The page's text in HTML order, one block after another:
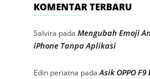
KOMENTAR TERBARU
Salvira pada Mengubah Emoji
iPhone Tanpa Aplikasi
Edin periatna padaAsik OPPO F9